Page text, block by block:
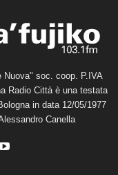
Nuova" soc. coop. P.IVA
Radio Città è una testata
in data 12/05/1977
Canella